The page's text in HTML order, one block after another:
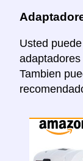
Usted
Tambien